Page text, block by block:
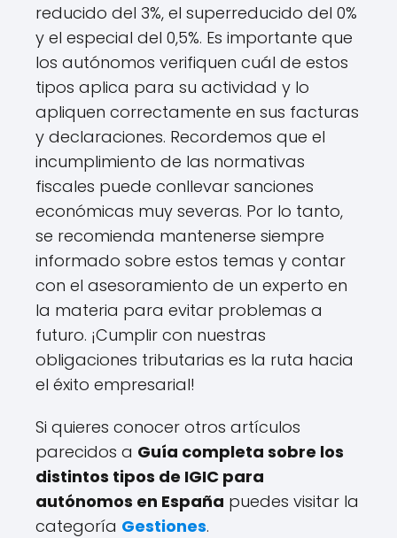
reducido del 3%, el superreducido del 0%
y el especial del 0,5%. Es importante que
los autónomos verifiquen cuál de estos
tipos aplica para su actividad y lo
apliquen correctamente en sus facturas
y declaraciones. Recordemos que el
incumplimiento de las normativas
fiscales puede conllevar sanciones
económicas muy severas. Por lo tanto,
se recomienda mantenerse siempre
informado sobre estos temas y contar
con el asesoramiento de un experto en
la materia para evitar problemas a
futuro. ¡Cumplir con nuestras
obligaciones tributarias es la ruta hacia
el éxito empresarial!
Si quieres conocer otros artículos
parecidos a Guía completa sobre los
distintos tipos de IGIC para
autónomos en España puedes visitar la
categoría Gestiones.